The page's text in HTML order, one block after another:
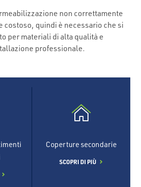
non correttamente
costoso, quindi è necessario che si
per materiali di alta qualità e
professionale.
Coperture secondarie
SCOPRI DI PIÙ